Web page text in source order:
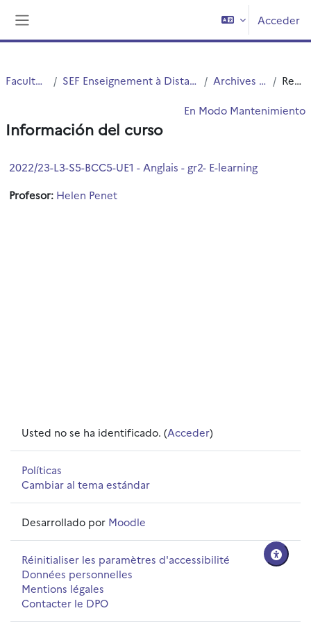
Acceder
Faculté PsySEF SEF Enseignement à Distance - EAD - E-Learning Archives 2022-2023 Resumen
En Modo Mantenimiento
Información del curso
2022/23-L3-S5-BCC5-UE1 - Anglais - gr2- E-learning
Profesor: Helen Penet
Usted no se ha identificado. (Acceder)
Políticas
Cambiar al tema estándar
Desarrollado por Moodle
Réinitialiser les paramètres d'accessibilité
Données personnelles
Mentions légales
Contacter le DPO